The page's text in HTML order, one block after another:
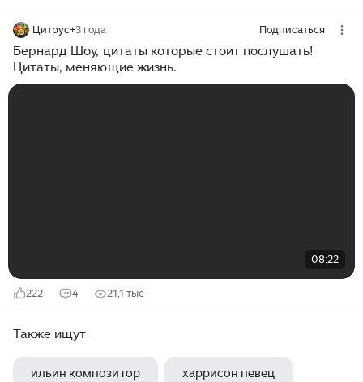
Цитрус+3 года Подписаться
Бернард Шоу, цитаты которые стоит послушать!
Цитаты, меняющие жизнь.
08:22
222 4 21,1 тыс
Также ищут
ильин композитор харрисон певец